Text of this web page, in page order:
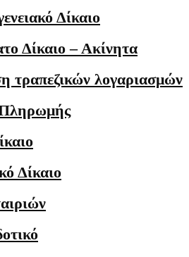
Δίκαιο
Δίκαιο – Ακίνητα
τραπεζικών λογαριασμών
Πληρωμής
Δίκαιο